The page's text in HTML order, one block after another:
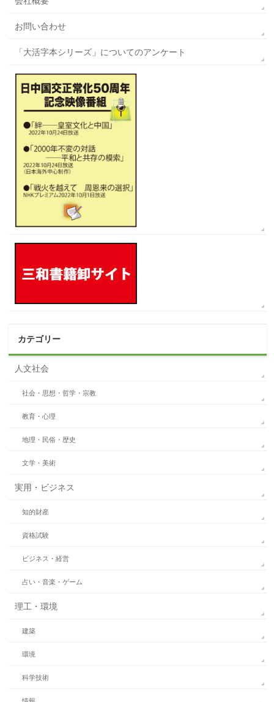
お問い合わせ
「大活字本シリーズ」についてのアンケート
カテゴリー
人文社会
社会・思想・哲学・宗教
教育・心理
地理・民俗・歴史
文学・美術
実用・ビジネス
知的財産
資格試験
ビジネス・経営
占い・音楽・ゲーム
理工・環境
建築
環境
科学技術
情報